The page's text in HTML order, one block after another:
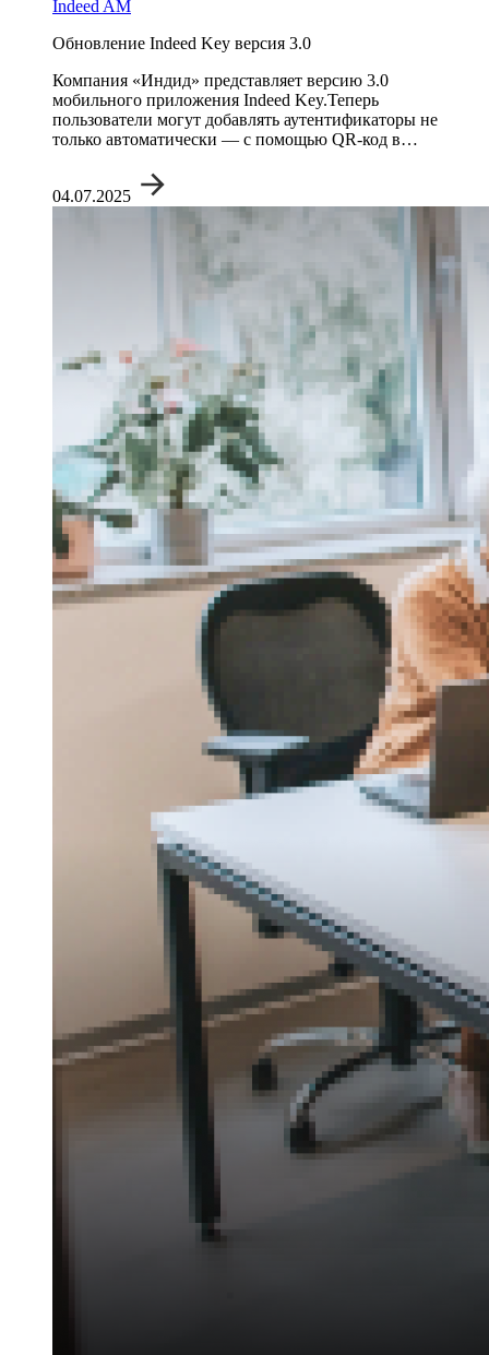
Indeed AM
Обновление Indeed Key версия 3.0
Компания «Индид» представляет версию 3.0
мобильного приложения Indeed Key.Теперь
пользователи могут добавлять аутентификаторы не
только автоматически — с помощью QR-код в…
04.07.2025